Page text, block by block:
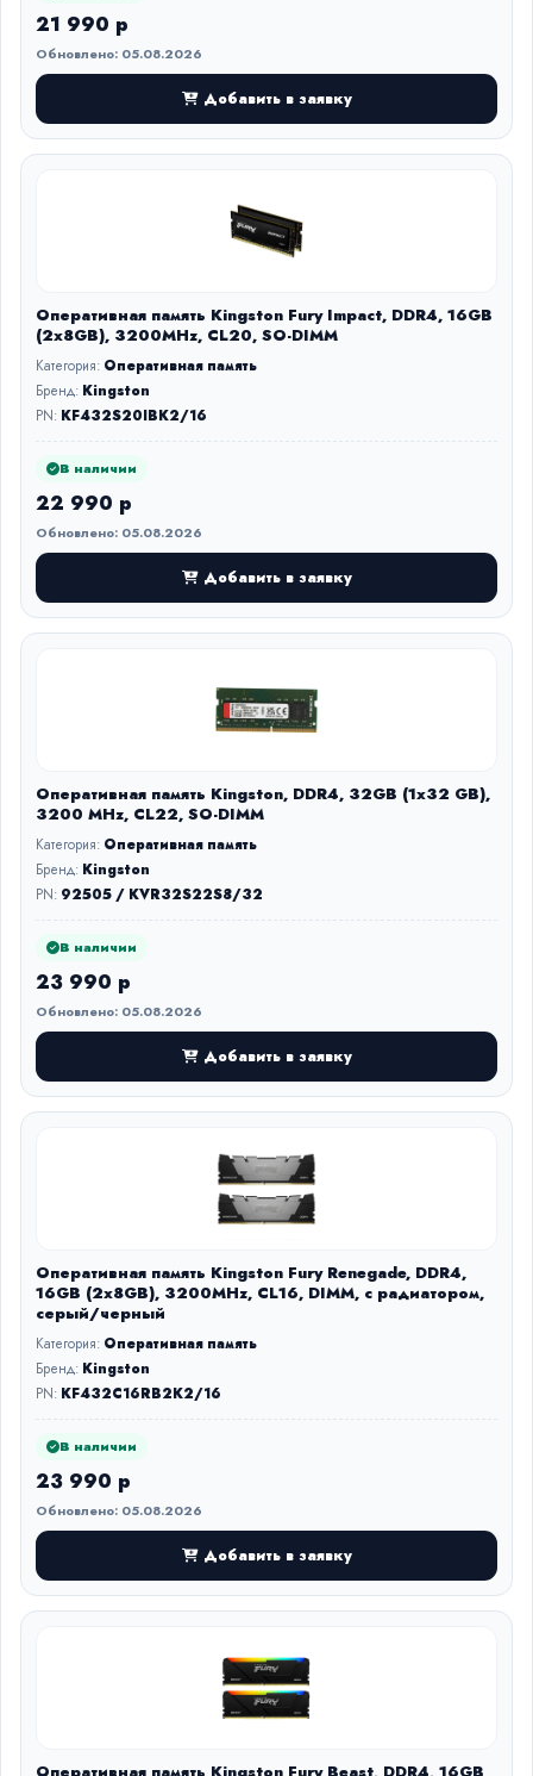
21 990 р
Обновлено: 05.08.2026
Добавить в заявку
Оперативная память Kingston Fury Impact, DDR4, 16GB
(2x8GB), 3200MHz, CL20, SO-DIMM
Категория: Оперативная память
Бренд: Kingston
PN: KF432S20IBK2/16
В наличии
22 990 р
Обновлено: 05.08.2026
Добавить в заявку
Оперативная память Kingston, DDR4, 32GB (1x32 GB),
3200 MHz, CL22, SO-DIMM
Категория: Оперативная память
Бренд: Kingston
PN: 92505 / KVR32S22S8/32
В наличии
23 990 р
Обновлено: 05.08.2026
Добавить в заявку
Оперативная память Kingston Fury Renegade, DDR4,
16GB (2x8GB), 3200MHz, CL16, DIMM, с радиатором,
серый/черный
Категория: Оперативная память
Бренд: Kingston
PN: KF432C16RB2K2/16
В наличии
23 990 р
Обновлено: 05.08.2026
Добавить в заявку